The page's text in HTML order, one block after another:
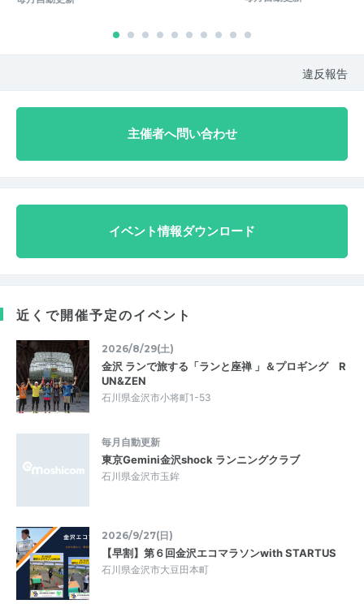
違反報告
主催者へ問い合わせ
イベント情報ダウンロード
近くで開催予定のイベント
2026/8/29(土)
金沢 ランで旅する「ランと座禅 」＆プロギング R
UN&ZEN
石川県金沢市小将町1-53
毎月自動更新
東京Gemini金沢shock ランニングクラブ
石川県金沢市玉鉾
2026/9/27(日)
【早割】第６回金沢エコマラソンwith STARTUS
石川県金沢市大豆田本町